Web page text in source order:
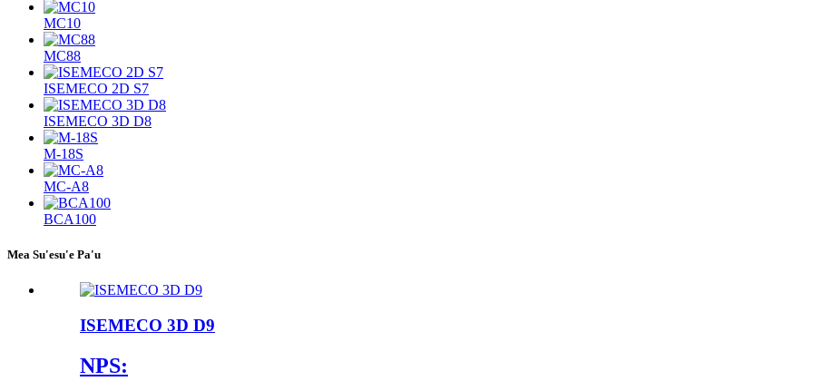
MC10
MC88
ISEMECO 2D S7
ISEMECO 3D D8
M-18S
MC-A8
BCA100
Mea Su'esu'e Pa'u
ISEMECO 3D D9
NPS: